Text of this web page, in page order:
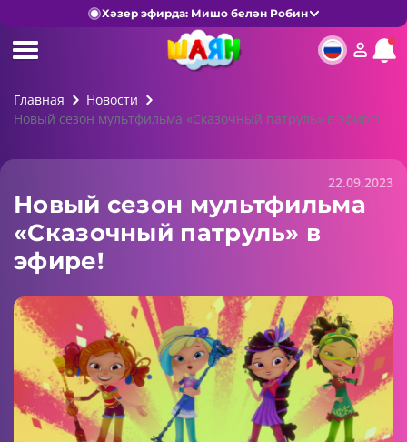
Хәзер эфирда: Мишо белән Робин
Главная
Новости
Новый сезон мультфильма «Сказочный патруль» в эфире!
22.09.2023
Новый сезон мультфильма
«Сказочный патруль» в
эфире!